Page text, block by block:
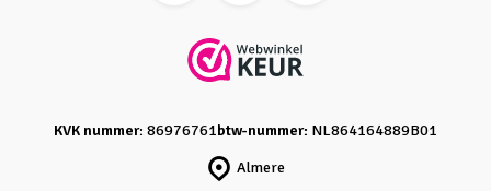
Almere
KVK nummer: 86976761btw-nummer: NL864164889B01